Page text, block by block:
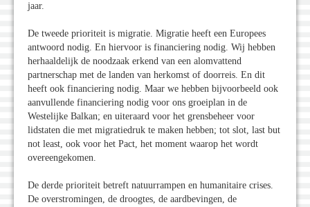
jaar.
De tweede prioriteit is migratie. Migratie heeft een Europees
antwoord nodig. En hiervoor is financiering nodig. Wij hebben
herhaaldelijk de noodzaak erkend van een alomvattend
partnerschap met de landen van herkomst of doorreis. En dit
heeft ook financiering nodig. Maar we hebben bijvoorbeeld ook
aanvullende financiering nodig voor ons groeiplan in de
Westelijke Balkan; en uiteraard voor het grensbeheer voor
lidstaten die met migratiedruk te maken hebben; tot slot, last but
not least, ook voor het Pact, het moment waarop het wordt
overeengekomen.
De derde prioriteit betreft natuurrampen en humanitaire crises.
De overstromingen, de droogtes, de aardbevingen, de